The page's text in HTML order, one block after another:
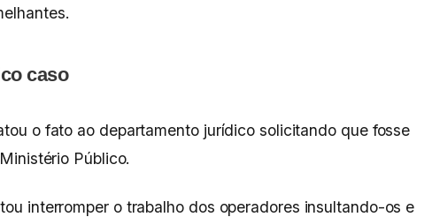
caso
o fato ao departamento jurídico solicitando que fosse
Público.
interromper o trabalho dos operadores insultando-os e